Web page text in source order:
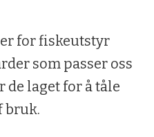
for fiskeutstyr
som passer oss
de laget for å tåle
bruk.